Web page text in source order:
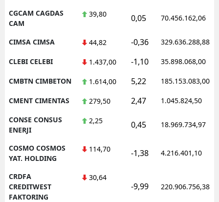
CGCAM CAGDAS
CAM
39,80 0,05 70.456.162,06
CIMSA CIMSA 44,82 -0,36 329.636.288,88
CLEBI CELEBI 1.437,00 -1,10 35.898.068,00
CMBTN CIMBETON 1.614,00 5,22 185.153.083,00
CMENT CIMENTAS 279,50 2,47 1.045.824,50
CONSE CONSUS
ENERJI
2,25 0,45 18.969.734,97
COSMO COSMOS
YAT. HOLDING
114,70 -1,38 4.216.401,10
CRDFA
CREDITWEST
FAKTORING
30,64
-9,99 220.906.756,38